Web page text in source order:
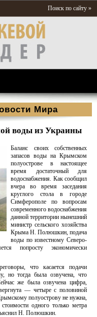
Поиск по сайту »
Мира
воды из Украины
Баланс своих собственных
запасов воды на Крымском
полуострове в настоящее
время достаточный для
водоснабжения. Как сообщил
вчера во время заседания
круглого стола в городе
Симферополе по вопросам
современного водоснабжения
данной территории нынешний
министр сельского хозяйства
Крыма Н. Полюшкин, подача
воды по известному Северо-
попросту экономически
что касается подачи
но тогда была озвучена, что
же была озвучена цифра,
— четыре с половиной
полуострову не нужна,
одного только метра
Н. Полюшкин.